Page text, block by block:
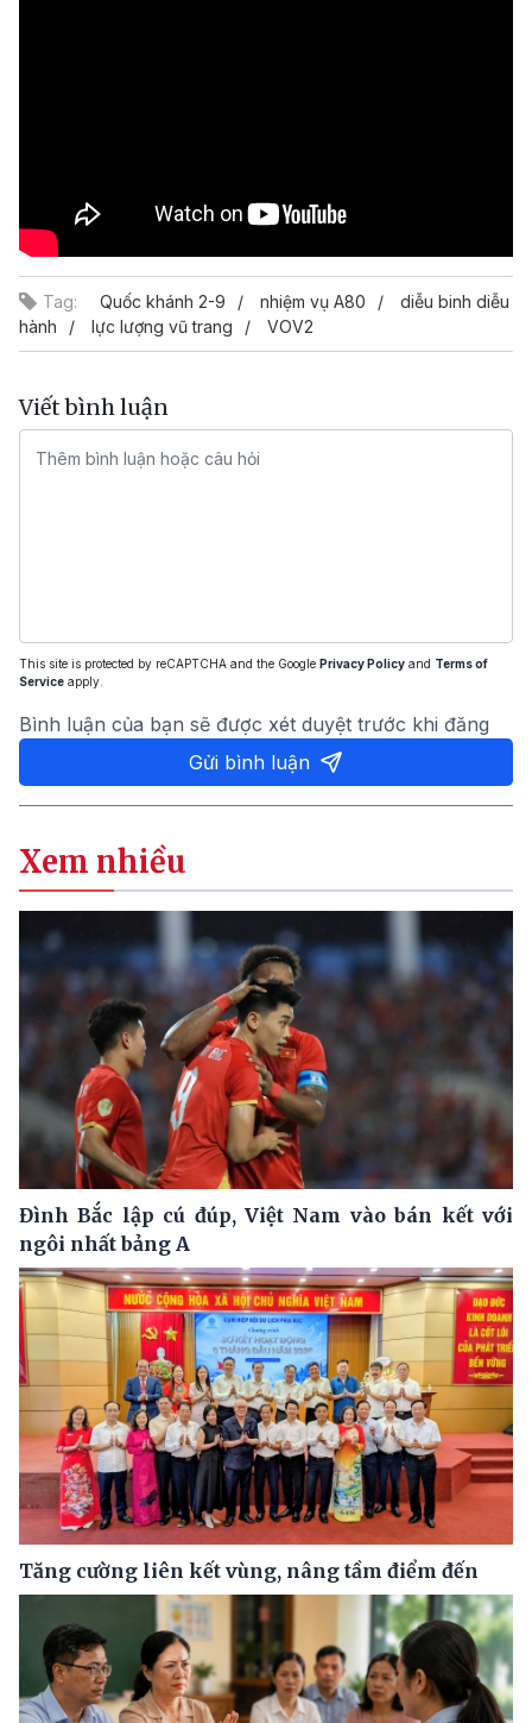
Tag: Quốc khánh 2-9 nhiệm vụ A80
diễu binh diễu
hành
lực lượng vũ trang VOV2
Viết bình luận
This site is protected by reCAPTCHA and the Google Privacy Policy and Terms of
Service apply.
Bình luận của bạn sẽ được xét duyệt trước khi đăng
Gửi bình luận
Xem nhiều
Đình Bắc lập cú đúp, Việt Nam vào bán kết với
ngôi nhất bảng A
Tăng cường liên kết vùng, nâng tầm điểm đến